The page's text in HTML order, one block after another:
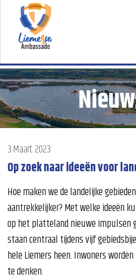
3 Maart 2023
Op zoek naar ideeën voor
Hoe maken we de landelijke
aantrekkelijker? Met welke ideeën
op het platteland nieuwe impulsen
staan centraal tijdens vijf
hele Liemers heen. Inwoners
te denken.